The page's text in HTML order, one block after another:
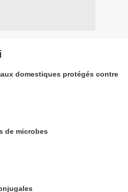
domestiques protégés contre
de microbes